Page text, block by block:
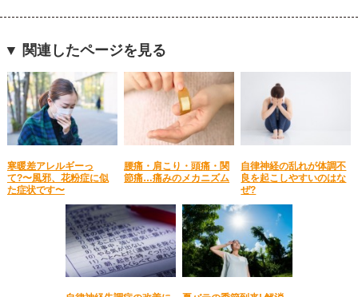
▼ 関連したページを見る
寒暖差アレルギーっ
て?〜風邪、花粉症に似
た症状です〜
腰痛・肩こり・頭痛・関
節痛…痛みのメカニズム
自律神経の乱れが体調不
良を起こしやすいのはな
ぜ?